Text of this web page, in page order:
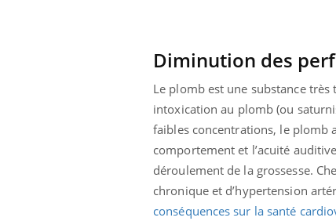
Diminution des
Le plomb est une substance
intoxication au plomb (ou
faibles concentrations, le plomb
comportement et l’acuité
déroulement de la grossesse.
chronique et d’hypertension
conséquences sur la santé